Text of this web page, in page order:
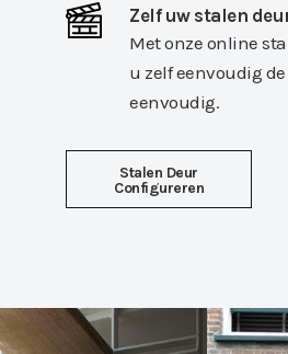
Zelf uw stalen
Met onze online
u zelf eenvoudig
eenvoudig.
Stalen Deur
Configureren